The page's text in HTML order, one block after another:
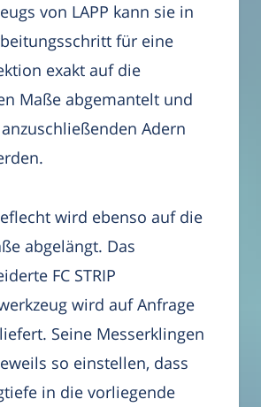
von LAPP kann sie in
für eine
exakt auf die
Maße abgemantelt und
Adern
wird ebenso auf die
abgelängt. Das
FC STRIP
wird auf Anfrage
Seine Messerklingen
so einstellen, dass
in die vorliegende